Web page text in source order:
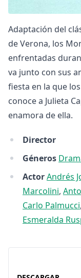
Adaptación del
de Verona, los
enfrentadas
va junto con sus
fiesta en la que
conoce a Julieta
enamora de ella.
Director
Géneros
ActorAndrés
Marcolini,
Carlo Palmucci,
Esmeralda